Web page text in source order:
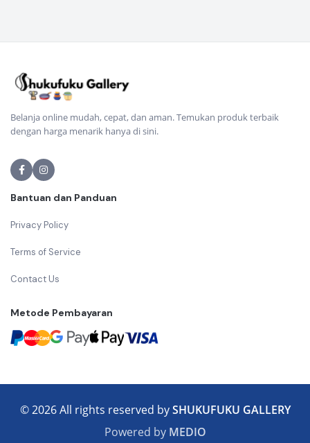
Belanja online mudah, cepat, dan aman. Temukan produk terbaik
dengan harga menarik hanya di sini.
Bantuan dan Panduan
Privacy Policy
Terms of Service
Contact Us
Metode Pembayaran
© 2026 All rights reserved bySHUKUFUKU GALLERY
Powered by MEDIO